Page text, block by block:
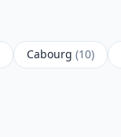
Cabourg (10)